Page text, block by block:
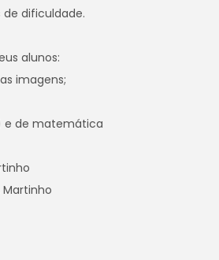
dificuldade.
alunos:
imagens;
e de matemática